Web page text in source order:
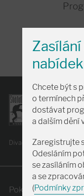
Divadlo je scénou hl. m.
Pokladna: +420
Chcete být s
o termínech
dostávat
a dalším dění
Zaregistrujte
Odesláním
se zasíláním
a se
(Podmínky